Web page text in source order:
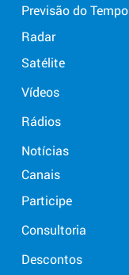
Previsão do Tempo
Radar
Satélite
Vídeos
Rádios
Notícias
Canais
Participe
Consultoria
Descontos